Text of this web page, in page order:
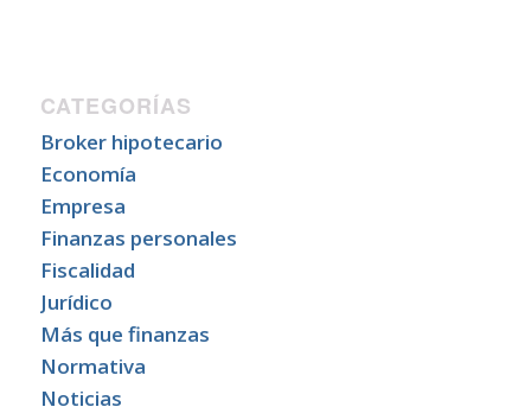
CATEGORÍAS
Broker hipotecario
Economía
Empresa
Finanzas personales
Fiscalidad
Jurídico
Más que finanzas
Normativa
Noticias